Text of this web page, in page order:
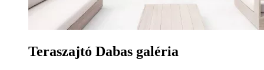
Teraszajtó Dabas galéria